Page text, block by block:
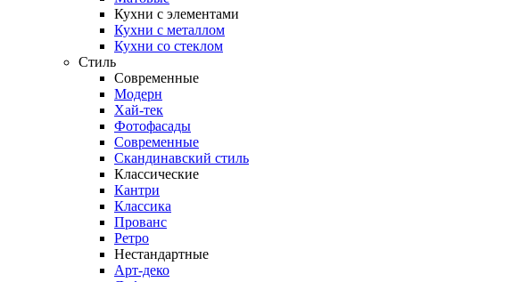
Кухни с элементами
Кухни с металлом
Кухни со стеклом
Стиль
Современные
Модерн
Хай-тек
Фотофасады
Современные
Скандинавский стиль
Классические
Кантри
Классика
Прованс
Ретро
Нестандартные
Арт-деко